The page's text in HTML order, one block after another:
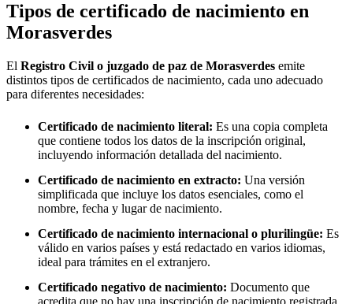
Tipos de certificado de nacimiento en
Morasverdes
El Registro Civil o juzgado de paz de Morasverdes emite
distintos tipos de certificados de nacimiento, cada uno adecuado
para diferentes necesidades:
Certificado de nacimiento literal: Es una copia completa
que contiene todos los datos de la inscripción original,
incluyendo información detallada del nacimiento.
Certificado de nacimiento en extracto: Una versión
simplificada que incluye los datos esenciales, como el
nombre, fecha y lugar de nacimiento.
Certificado de nacimiento internacional o plurilingüe: Es
válido en varios países y está redactado en varios idiomas,
ideal para trámites en el extranjero.
Certificado negativo de nacimiento: Documento que